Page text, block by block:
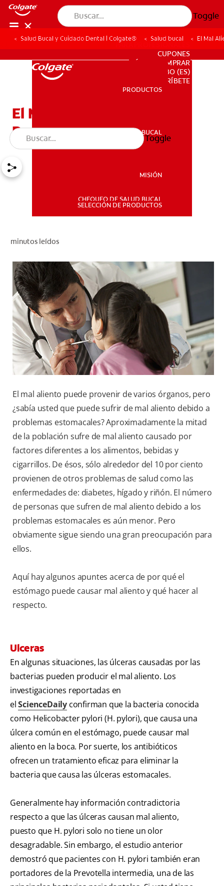
Toggle
PRODUCTOS
SALUD BUCAL
PARA PROFESIONALES
CUPONES
DÓNDE COMPRAR
BO (ES)
PARA PROFESIONALES
CUPONES
DÓNDE COMPRAR
BO (ES)
SUSCRÍBETE
PRODUCTOS
SALUD BUCAL
MISIÓN
CHEQUEO DE SALUD BUCAL
SELECCIÓN DE PRODUCTOS
Toggle
Salud Bucal y Cuidado Dental | Colgate® Salud bucal El Mal
El Mal Aliento Debido A
Problemas De Estómago
minutos leídos
El mal aliento puede provenir de varios órganos, pero
¿sabía usted que puede sufrir de mal aliento debido a
problemas estomacales? Aproximadamente la mitad
de la población sufre de mal aliento causado por
factores diferentes a los alimentos, bebidas y
cigarrillos. De ésos, sólo alrededor del 10 por ciento
provienen de otros problemas de salud como las
enfermedades de: diabetes, hígado y riñón. El número
de personas que sufren de mal aliento debido a los
problemas estomacales es aún menor. Pero
obviamente sigue siendo una gran preocupación para
ellos.
Aquí hay algunos apuntes acerca de por qué el
estómago puede causar mal aliento y qué hacer al
respecto.
Ulceras
En algunas situaciones, las úlceras causadas por las
bacterias pueden producir el mal aliento. Los
investigaciones reportadas en
elScienceDaily confirman que la bacteria conocida
como Helicobacter pylori (H. pylori), que causa una
úlcera común en el estómago, puede causar mal
aliento en la boca. Por suerte, los antibióticos
ofrecen un tratamiento eficaz para eliminar la
bacteria que causa las úlceras estomacales.
Generalmente hay información contradictoria
respecto a que las úlceras causan mal aliento,
puesto que H. pylori solo no tiene un olor
desagradable. Sin embargo, el estudio anterior
demostró que pacientes con H. pylori también eran
portadores de la Prevotella intermedia, una de las